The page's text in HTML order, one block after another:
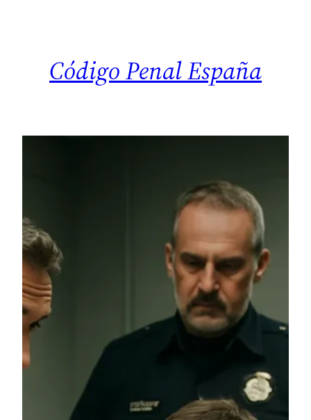
Código Penal España